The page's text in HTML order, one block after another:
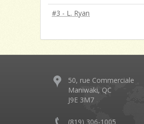
#3 - L. Ryan
50, rue Commerciale
Maniwaki, QC
J9E 3M7
(819) 306-1005